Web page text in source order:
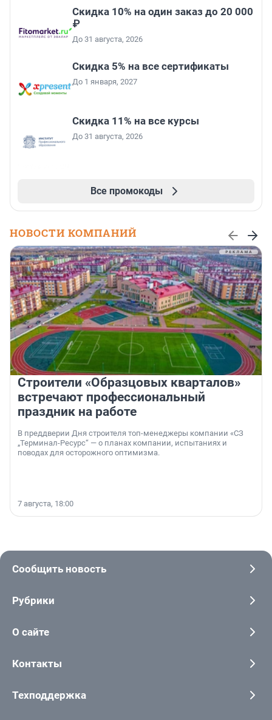
Скидка 10% на один заказ до 20 000
₽
До 31 августа, 2026
Скидка 5% на все сертификаты
До 1 января, 2027
Скидка 11% на все курсы
До 31 августа, 2026
Все промокоды
НОВОСТИ КОМПАНИЙ
Строители «Образцовых кварталов»
встречают профессиональный
праздник на работе
В преддверии Дня строителя топ-менеджеры компании «СЗ
„Терминал-Ресурс“ — о планах компании, испытаниях и
поводах для осторожного оптимизма.
7 августа, 18:00
Сообщить новость
Рубрики
О сайте
Контакты
Техподдержка